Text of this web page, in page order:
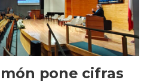
pone cifras